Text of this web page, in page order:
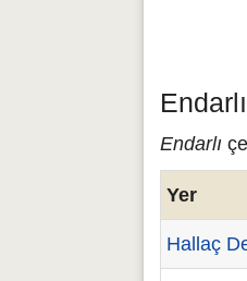
Endarlı
Yer
Hallaç